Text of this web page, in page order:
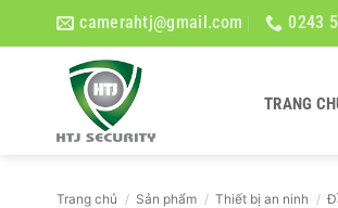
camerahtj@gmail.com 0243
TRANG
Trang chủ / Sản phẩm / Thiết bị an ninh /